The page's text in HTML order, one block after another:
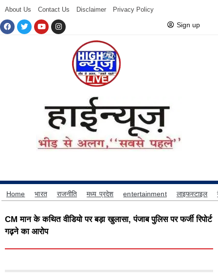
About Us Contact Us Disclaimer Privacy Policy
Sign up
Home भारत राजनीति मध्य प्रदेश entertainment लाइफस्टाइल
CM मान के कथित वीडियो पर बड़ा खुलासा, पंजाब पुलिस पर फर्जी रिपोर्ट
गढ़ने का आरोप